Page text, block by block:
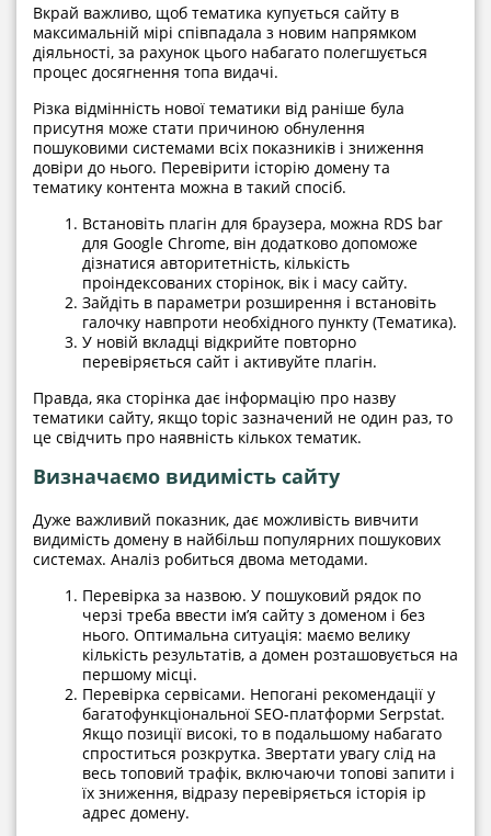
Вкрай важливо, щоб тематика купується сайту в
максимальній мірі співпадала з новим напрямком
діяльності, за рахунок цього набагато полегшується
процес досягнення топа видачі.
Різка відмінність нової тематики від раніше була
присутня може стати причиною обнулення
пошуковими системами всіх показників і зниження
довіри до нього. Перевірити історію домену та
тематику контента можна в такий спосіб.
Встановіть плагін для браузера, можна RDS bar
для Google Chrome, він додатково допоможе
дізнатися авторитетність, кількість
проіндексованих сторінок, вік і масу сайту.
Зайдіть в параметри розширення і встановіть
галочку навпроти необхідного пункту (Тематика).
У новій вкладці відкрийте повторно
перевіряється сайт і активуйте плагін.
Правда, яка сторінка дає інформацію про назву
тематики сайту, якщо topic зазначений не один раз, то
це свідчить про наявність кількох тематик.
Визначаємо видимість сайту
Дуже важливий показник, дає можливість вивчити
видимість домену в найбільш популярних пошукових
системах. Аналіз робиться двома методами.
Перевірка за назвою. У пошуковий рядок по
черзі треба ввести ім’я сайту з доменом і без
нього. Оптимальна ситуація: маємо велику
кількість результатів, а домен розташовується на
першому місці.
Перевірка сервісами. Непогані рекомендації у
багатофункціональної SEO-платформи Serpstat.
Якщо позиції високі, то в подальшому набагато
спроститься розкрутка. Звертати увагу слід на
весь топовий трафік, включаючи топові запити і
їх зниження, відразу перевіряється історія ip
адрес домену.